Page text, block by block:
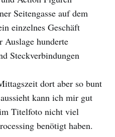
Seitengasse auf dem
einzelnes Geschäft
Auslage hunderte
Steckverbindungen
dort aber so bunt
kann ich mir gut
Titelfoto nicht viel
benötigt haben.